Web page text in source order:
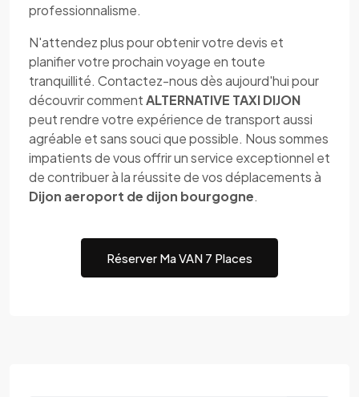
professionnalisme.
N'attendez plus pour obtenir votre devis et
planifier votre prochain voyage en toute
tranquillité. Contactez-nous dès aujourd'hui pour
découvrir commentALTERNATIVE TAXI DIJON
peut rendre votre expérience de transport aussi
agréable et sans souci que possible. Nous sommes
impatients de vous offrir un service exceptionnel et
de contribuer à la réussite de vos déplacements à
Dijon aeroport de dijon bourgogne.
Réserver Ma VAN 7 Places